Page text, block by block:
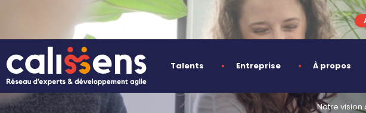
Talents Entreprise À propos
Notre